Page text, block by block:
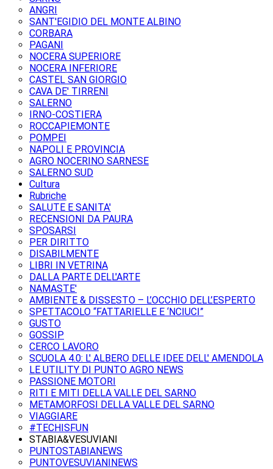
ANGRI
SANT'EGIDIO DEL MONTE ALBINO
CORBARA
PAGANI
NOCERA SUPERIORE
NOCERA INFERIORE
CASTEL SAN GIORGIO
CAVA DE' TIRRENI
SALERNO
IRNO-COSTIERA
ROCCAPIEMONTE
POMPEI
NAPOLI E PROVINCIA
AGRO NOCERINO SARNESE
SALERNO SUD
Cultura
Rubriche
SALUTE E SANITA'
RECENSIONI DA PAURA
SPOSARSI
PER DIRITTO
DISABILMENTE
LIBRI IN VETRINA
DALLA PARTE DELL'ARTE
NAMASTE'
AMBIENTE & DISSESTO – L’OCCHIO DELL’ESPERTO
SPETTACOLO “FATTARIELLE E ‘NCIUCI”
GUSTO
GOSSIP
CERCO LAVORO
SCUOLA 4.0: L' ALBERO DELLE IDEE DELL' AMENDOLA
LE UTILITY DI PUNTO AGRO NEWS
PASSIONE MOTORI
RITI E MITI DELLA VALLE DEL SARNO
METAMORFOSI DELLA VALLE DEL SARNO
VIAGGIARE
#TECHISFUN
STABIA&VESUVIANI
PUNTOSTABIANEWS
PUNTOVESUVIANINEWS